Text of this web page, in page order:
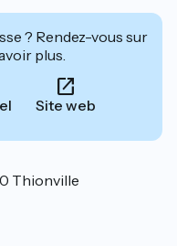
? Rendez-vous sur
plus.
Site web
Thionville